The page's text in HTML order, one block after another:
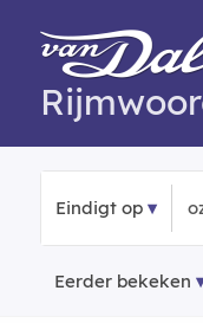
Eindigt op
Eerder bekeken